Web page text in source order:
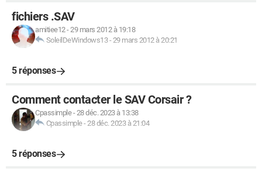
fichiers .SAV
amitiee12-29 mars 2012 à 19:18
SoleilDeWindows13-29 mars 2012 à 20:21
5 réponses
Comment contacter le SAV Corsair ?
Cpassimple-28 déc. 2023 à 13:38
Cpassimple-28 déc. 2023 à 21:04
5 réponses